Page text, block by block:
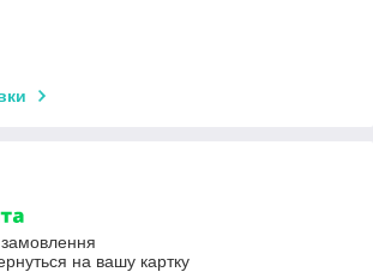
на вашу картку